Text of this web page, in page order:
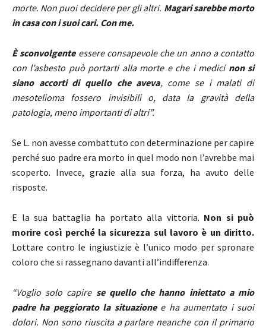
morte. Non puoi decidere per gli altri. Magari sarebbe morto
in casa con i suoi cari. Con me.
È sconvolgenteessere consapevole che un anno a contatto
con l’asbesto può portarti alla morte e che i medici non si
siano accorti di quello che aveva, come se i malati di
mesotelioma fossero invisibili o, data la gravità della
patologia, meno importanti di altri”.
Se L. non avesse combattuto con determinazione per capire
perché suo padre era morto in quel modo non l’avrebbe mai
scoperto. Invece, grazie alla sua forza, ha avuto delle
risposte.
E la sua battaglia ha portato alla vittoria. Non si può
morire così perché la sicurezza sul lavoro è un diritto.
Lottare contro le ingiustizie è l’unico modo per spronare
coloro che si rassegnano davanti all’indifferenza.
“Voglio solo capire se quello che hanno iniettato a mio
padre ha peggiorato la situazione e ha aumentato i suoi
dolori. Non sono riuscita a parlare neanche con il primario